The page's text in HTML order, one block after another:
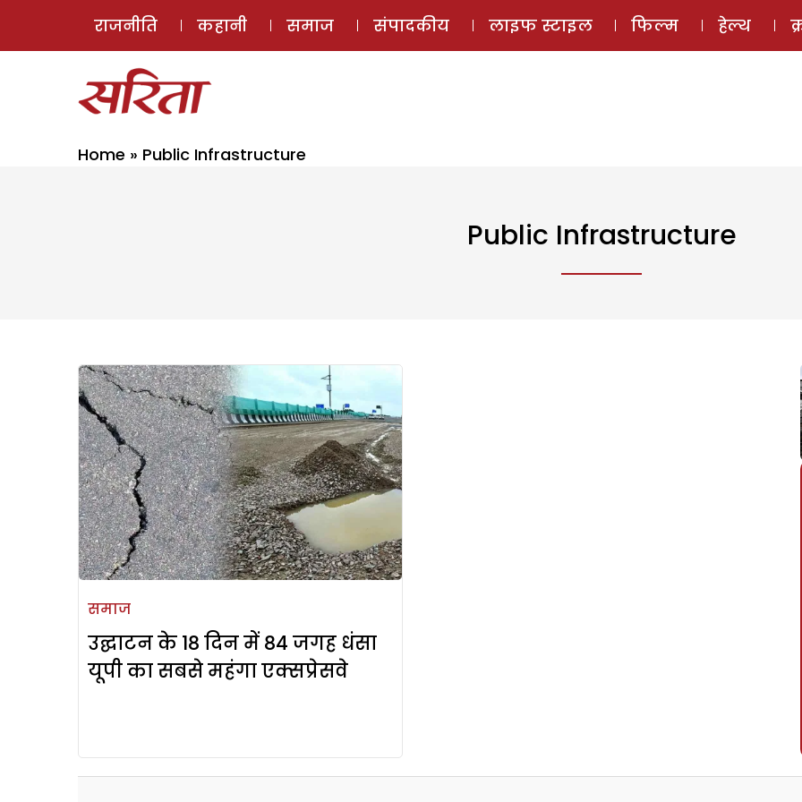
ई-मैगज़ीन
राजनीति कहानी समाज संपादकीय लाइफ स्टाइल फिल्म हेल्थ
Home » Public Infrastructure
Public Infrastructure
समाज
उद्घाटन के 18 दिन में 84 जगह धंसा
यूपी का सबसे महंगा एक्सप्रेसवे